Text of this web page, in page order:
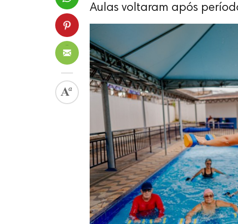
Aulas voltaram após